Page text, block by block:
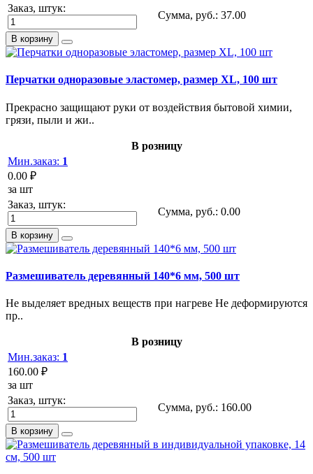
Заказ, штук:
Сумма, руб.: 37.00
В корзину
Перчатки одноразовые эластомер, размер XL, 100 шт
Прекрасно защищают руки от воздействия бытовой химии,
грязи, пыли и жи..
В розницу
Мин.заказ: 1
0.00 ₽
за шт
Заказ, штук:
Сумма, руб.: 0.00
В корзину
Размешиватель деревянный 140*6 мм, 500 шт
Не выделяет вредных веществ при нагреве Не деформируются
пр..
В розницу
Мин.заказ: 1
160.00 ₽
за шт
Заказ, штук:
Сумма, руб.: 160.00
В корзину